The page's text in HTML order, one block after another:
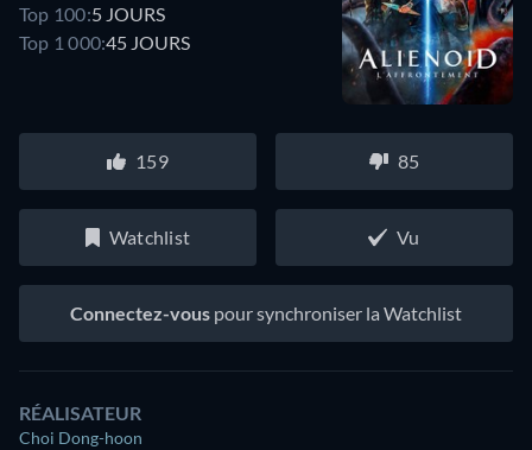
Top 100:5 JOURS
Top 1 000:45 JOURS
159 85
Watchlist Vu
Connectez-vous pour synchroniser la Watchlist
RÉALISATEUR
Choi Dong-hoon